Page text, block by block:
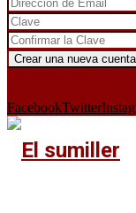
FacebookTwitter